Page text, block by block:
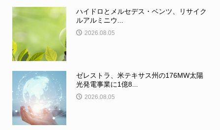
ハイドロとメルセデス・ベンツ、リサイク
ルアルミニウ...
2026.08.05
ゼレストラ、米テキサス州の176MW太陽
光発電事業に1億8...
2026.08.05